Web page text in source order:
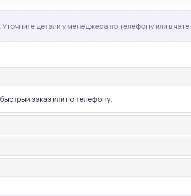
детали у менеджера по телефону или в чате.
заказ или по телефону.